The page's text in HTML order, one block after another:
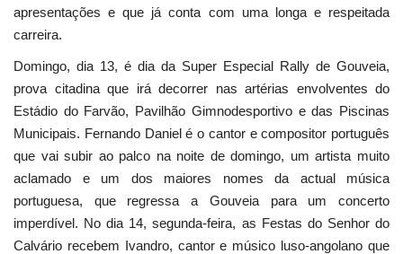
apresentações e que já conta com uma longa e respeitada
carreira.
Domingo, dia 13, é dia da Super Especial Rally de Gouveia,
prova citadina que irá decorrer nas artérias envolventes do
Estádio do Farvão, Pavilhão Gimnodesportivo e das Piscinas
Municipais. Fernando Daniel é o cantor e compositor português
que vai subir ao palco na noite de domingo, um artista muito
aclamado e um dos maiores nomes da actual música
portuguesa, que regressa a Gouveia para um concerto
imperdível. No dia 14, segunda-feira, as Festas do Senhor do
Calvário recebem Ivandro, cantor e músico luso-angolano que